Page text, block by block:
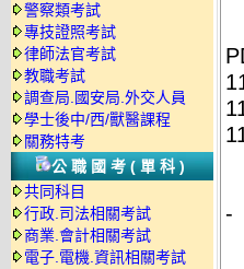
警察類考試
專技證照考試
律師法官考試
教職考試
調查局.國安局.外交人員
學士後中/西/獸醫課程
關務特考
公職國考(單科)
共同科目
行政.司法相關考試
商業.會計相關考試
電子.電機.資訊相關考試
-